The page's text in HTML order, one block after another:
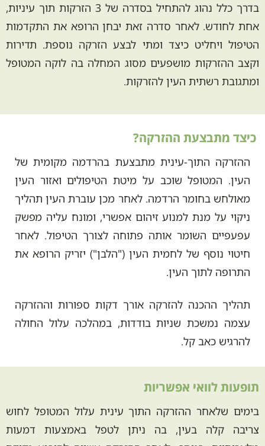
בדרך כלל נהוג להתחיל בסדרה של 3 הזרקות תוך עיניות,
אחת לחודש. לאחר סדרה זאת יבחן הרופא את התקדמות
הטיפול ויחליט כיצד ומתי לבצע הזרקה נוספת. תדירות
וקצב ההזרקות מושפעים מסוג המחלה בה לוקה המטופל
ומתגובת רשתית העין להזרקות.
כיצד מתבצעת ההזרקה?
ההזרקה התוך-עינית מתבצעת בהרדמה מקומית של
העין. המטופל שוכב על מיטת הטיפולים ואזור העין
מאולחש בחומר הרדמה. לאחר מכן עוברת העין תהליך
ניקוי על מנת למנוע זיהום אפשרי, ומונח עליה מפשק
עפעפיים השומר אותה פתוחה לצורך הטיפול. לאחר
חיטוי נוסף של לחמית העין ("הלבן") יזריק הרופא את
התרופה לתוך העין.
תהליך ההכנה להזרקה אורך דקות ספורות וההזרקה
עצמה נמשכת שניות בודדות, במהלכה עלול החולה
להרגיש כאב קל.
תופעות לוואי אפשריות
בימים שלאחר ההזרקה התוך עינית עלול המטופל לחוש
צריבה קלה בעין, בה ניתן לטפל באמצעות דמעות